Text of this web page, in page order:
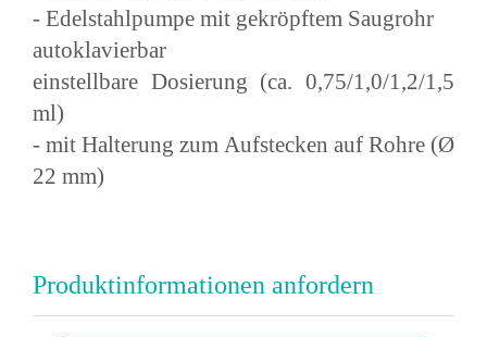
- Edelstahlpumpe mit gekröpftem Saugrohr
autoklavierbar
einstellbare Dosierung (ca. 0,75/1,0/1,2/1,5
ml)
- mit Halterung zum Aufstecken auf Rohre (Ø
22 mm)
Produktinformationen anfordern